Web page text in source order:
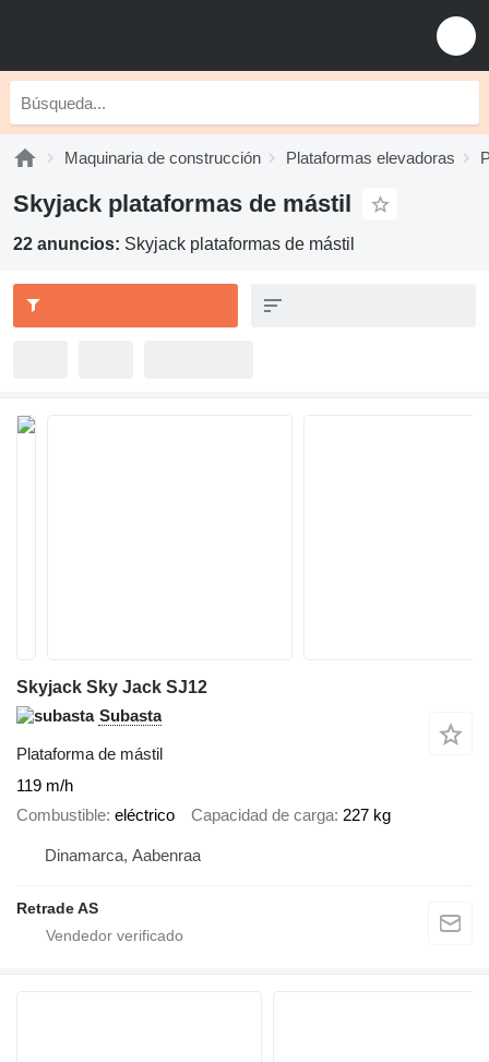
Maquinaria de construcción Plataformas elevadoras
Skyjack plataformas de mástil
22 anuncios: Skyjack plataformas de mástil
Skyjack Sky Jack SJ12
Subasta
Plataforma de mástil
119 m/h
Combustible eléctrico Capacidad de carga 227 kg
Dinamarca, Aabenraa
Retrade AS